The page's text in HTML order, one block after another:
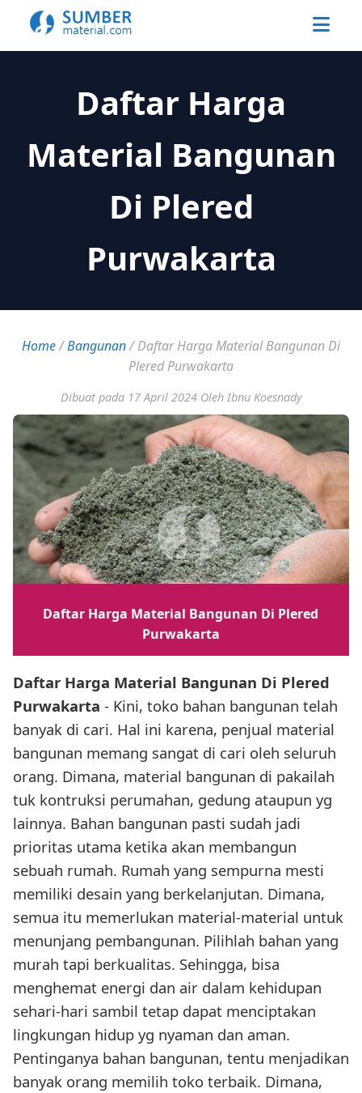
Daftar Harga
Material Bangunan
Di Plered
Purwakarta
Home/Bangunan/Daftar Harga Material Bangunan Di
Plered Purwakarta
Dibuat pada 17 April 2024 Oleh Ibnu Koesnady
Daftar Harga Material Bangunan Di Plered
Purwakarta
Daftar Harga Material Bangunan Di Plered
Purwakarta - Kini, toko bahan bangunan telah
banyak di cari. Hal ini karena, penjual material
bangunan memang sangat di cari oleh seluruh
orang. Dimana, material bangunan di pakailah
tuk kontruksi perumahan, gedung ataupun yg
lainnya. Bahan bangunan pasti sudah jadi
prioritas utama ketika akan membangun
sebuah rumah. Rumah yang sempurna mesti
memiliki desain yang berkelanjutan. Dimana,
semua itu memerlukan material-material untuk
menunjang pembangunan. Pilihlah bahan yang
murah tapi berkualitas. Sehingga, bisa
menghemat energi dan air dalam kehidupan
sehari-hari sambil tetap dapat menciptakan
lingkungan hidup yg nyaman dan aman.
Pentinganya bahan bangunan, tentu menjadikan
banyak orang memilih toko terbaik. Dimana,